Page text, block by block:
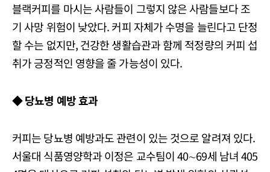
블랙커피를 마시는 사람들이 그렇지 않은 사람들보다 조
기 사망 위험이 낮았다. 커피 자체가 수명을 늘린다고 단정
할 수는 없지만, 건강한 생활습관과 함께 적정량의 커피 섭
취가 긍정적인 영향을 줄 가능성이 있다.
◆ 당뇨병 예방 효과
커피는 당뇨병 예방과도 관련이 있는 것으로 알려져 있다.
서울대 식품영양학과 이정은 교수팀이 40∼69세 남녀 405